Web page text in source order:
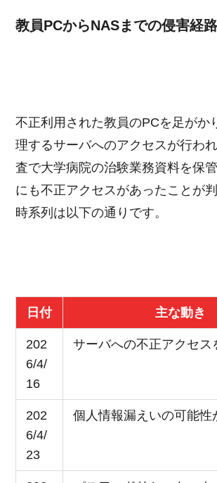
教員PCからNASまでの侵害経
不正利用された教員のPCを足がか
理するサーバへのアクセスが行わ
査で大学病院の治験業務資料を保
にも不正アクセスがあったことが判
時系列は以下の通りです。
日付 主な動き
202
6/4/
16
サーバへの不正アクセス
202
6/4/
23
個人情報漏えいの可能性